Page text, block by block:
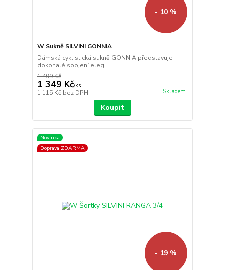
- 10 %
W Sukně SILVINI GONNIA
Dámská cyklistická sukně GONNIA představuje
dokonalé spojení eleg...
1 499 Kč
1 349 Kč/ks
1 115 Kč bez DPH Skladem
Koupit
Novinka
Doprava ZDARMA
- 19 %